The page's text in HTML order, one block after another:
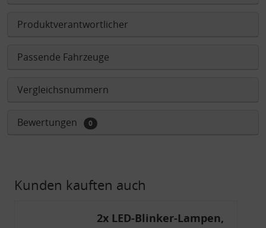
Produktverantwortlicher
Passende Fahrzeuge
Vergleichsnummern
Bewertungen 0
Kunden kauften auch
2x LED-Blinker-Lampen,